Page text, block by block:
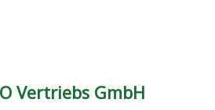
Vertriebs GmbH